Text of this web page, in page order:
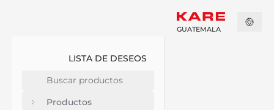
LISTA DE DESEOS
Productos
GUATEMALA